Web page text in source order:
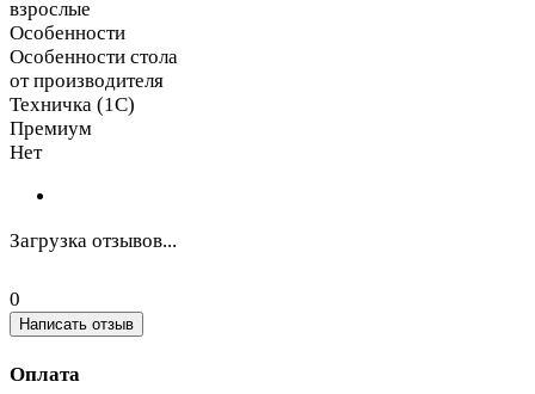
взрослые
Особенности
Особенности стола
от производителя
Техничка (1С)
Премиум
Нет
Загрузка отзывов...
0
Написать отзыв
Оплата